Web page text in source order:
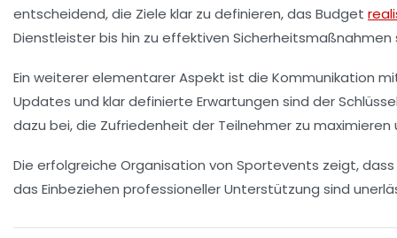
entscheidend, die Ziele klar zu definieren, das Budget
Dienstleister bis hin zu effektiven
Ein weiterer elementarer Aspekt ist die Kommunikation
Updates und klar definierte Erwartungen sind der
dazu bei, die Zufriedenheit der Teilnehmer zu
Die erfolgreiche Organisation von Sportevents zeigt,
das Einbeziehen professioneller Unterstützung sind